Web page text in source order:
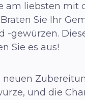
am liebsten mit
Sie Ihr
-gewürzen.
Sie es aus!
neuen
und die